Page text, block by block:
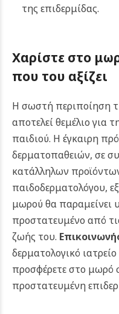
της επιδερμίδας.
Χαρίστε στο
που του αξίζει
Η σωστή περιποίηση
αποτελεί θεμέλιο για
παιδιού. Η έγκαιρη
δερματοπαθειών, σε
κατάλληλων
παιδοδερματολόγου,
μωρού θα παραμείνει
προστατευμένο από
ζωής του.
δερματολογικό
προσφέρετε στο μωρό
προστατευμένη